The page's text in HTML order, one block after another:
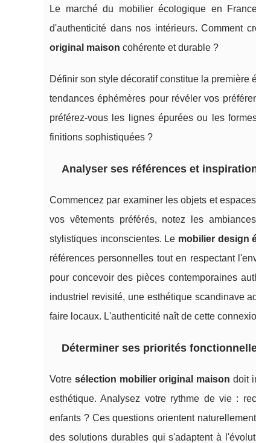
Le marché du mobilier écologique en
d'authenticité dans nos intérieurs. Comment
original maison cohérente et durable ?
Définir son style décoratif constitue la
tendances éphémères pour révéler vos
préférez-vous les lignes épurées ou les
finitions sophistiquées ?
Analyser ses références et
Commencez par examiner les objets et
vos vêtements préférés, notez les
stylistiques inconscientes. Le mobilier design
références personnelles tout en respectant
pour concevoir des pièces contemporaines
industriel revisité, une esthétique scandinave
faire locaux. L'authenticité naît de cette
Déterminer ses priorités
Votre sélection mobilier original maison doit
esthétique. Analysez votre rythme de vie :
enfants ? Ces questions orientent
des solutions durables qui s'adaptent à